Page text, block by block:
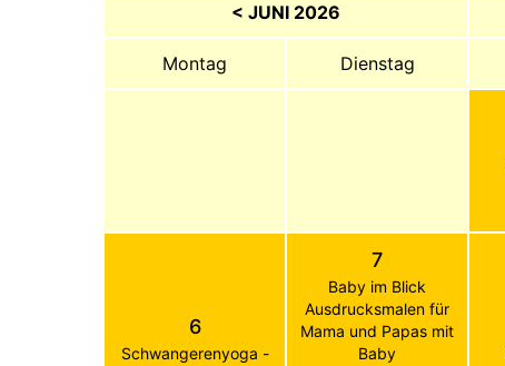
< JUNI 2026
Montag Dienstag
6
Schwangerenyoga -
7
Baby im Blick
Ausdrucksmalen für
Mama und Papas mit
Baby